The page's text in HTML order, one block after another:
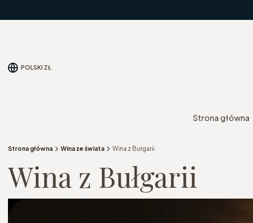
POLSKI ZŁ
Strona główna
Strona główna Wina ze świata Wina z Bułgarii
Wina z Bułgarii